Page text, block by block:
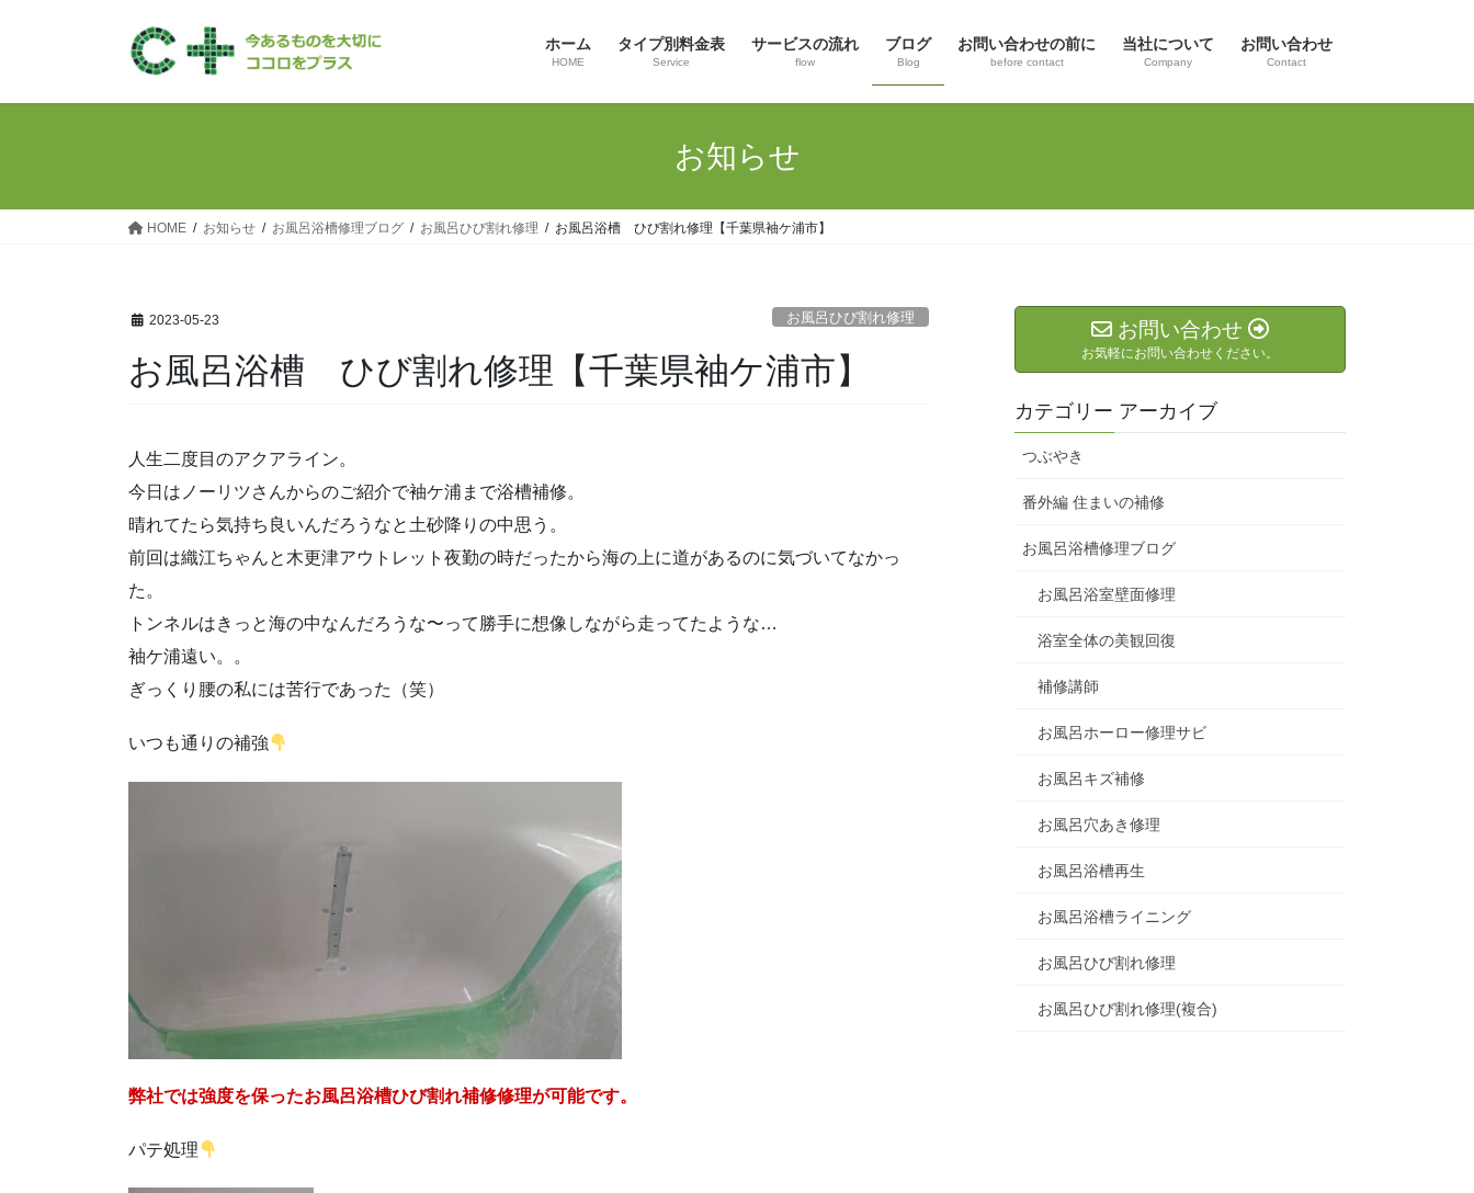
ホーム
HOME
タイプ別料金表
Service
サービスの流れ
flow
ブログ
Blog
お問い合わせの前に
before contact
当社について
Company
お問い合わせ
Contact
お知らせ
HOME お知らせ お風呂浴槽修理ブログ お風呂ひび割れ修理 お風呂浴槽 ひび割れ修理【千葉県袖ケ浦市】
2023-05-23 お風呂ひび割れ修理
お風呂浴槽 ひび割れ修理【千葉県袖ケ浦市】
人生二度目のアクアライン。
今日はノーリツさんからのご紹介で袖ケ浦まで浴槽補修。
晴れてたら気持ち良いんだろうなと土砂降りの中思う。
前回は織江ちゃんと木更津アウトレット夜勤の時だったから海の上に道があるのに気づいてなかっ
た。
トンネルはきっと海の中なんだろうな〜って勝手に想像しながら走ってたような…
袖ケ浦遠い。。
ぎっくり腰の私には苦行であった（笑）
いつも通りの補強
弊社では強度を保ったお風呂浴槽ひび割れ補修修理が可能です。
パテ処理
お問い合わせ
お気軽にお問い合わせください。
カテゴリー アーカイブ
つぶやき
番外編 住まいの補修
お風呂浴槽修理ブログ
お風呂浴室壁面修理
浴室全体の美観回復
補修講師
お風呂ホーロー修理サビ
お風呂キズ補修
お風呂穴あき修理
お風呂浴槽再生
お風呂浴槽ライニング
お風呂ひび割れ修理
お風呂ひび割れ修理(複合)